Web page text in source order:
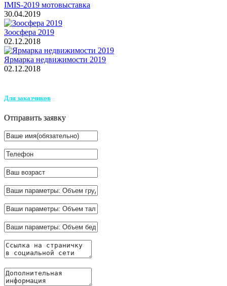
IMIS-2019 мотовыставка
30.04.2019
Зоосфера 2019
02.12.2018
Ярмарка недвижимости 2019
02.12.2018
Для заказчиков
Отправить заявку